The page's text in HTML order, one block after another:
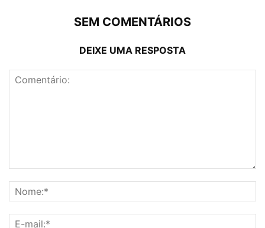
SEM COMENTÁRIOS
DEIXE UMA RESPOSTA